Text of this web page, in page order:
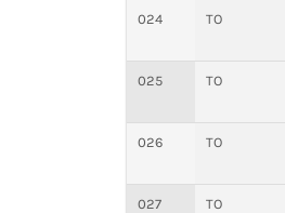
024 TO
025 TO
026 TO
027 TO